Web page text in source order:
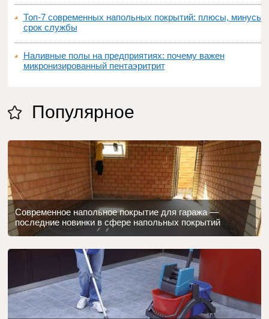
Топ‑7 современных напольных покрытий: плюсы, минусы,
срок службы
Наливные полы на предприятиях: почему важен
микронизированный пентаэритрит
Популярное
Современное напольное покрытие для гаража —
последние новинки в сфере напольных покрытий